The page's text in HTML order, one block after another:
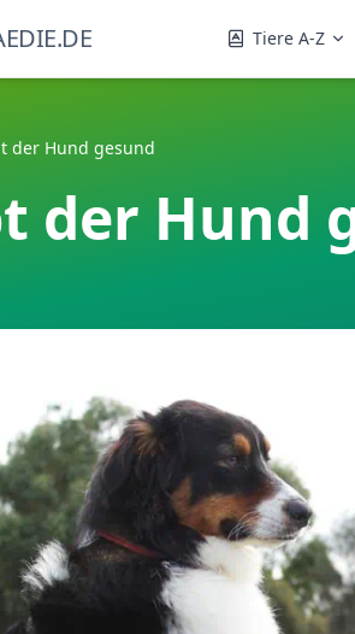
Tiere A-Z
der Hund gesund
der Hund